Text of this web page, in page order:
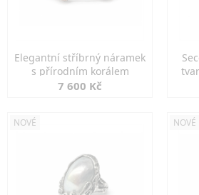
Elegantní stříbrný náramek
s přírodním korálem
7 600 Kč
NOVÉ NOVÉ